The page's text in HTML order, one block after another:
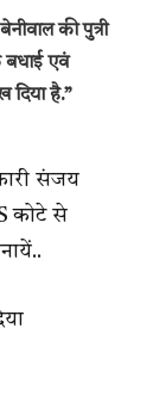
की पुत्री
बधाई एवं
है.”
संजय
कोटे से